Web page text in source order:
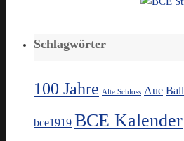
Schlagwörter
100 Jahre Alte Schloss Aue Ball
bce1919 BCE Kalender